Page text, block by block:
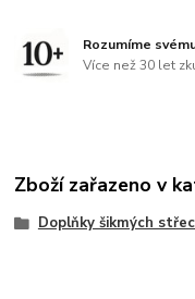
Rozumíme
Více než 30 let
Zboží zařazeno v
Doplňky šikmých